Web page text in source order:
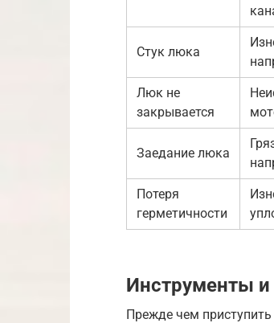
Стук люка
Люк не
закрывается
Заедание люка
Потеря
герметичности
Инструменты
Прежде чем